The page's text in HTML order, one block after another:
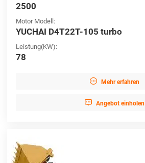
2500
Motor Modell:
YUCHAI D4T22T-105 turbo
Leistung(KW):
78
 Mehr erfahren
 Angebot einholen